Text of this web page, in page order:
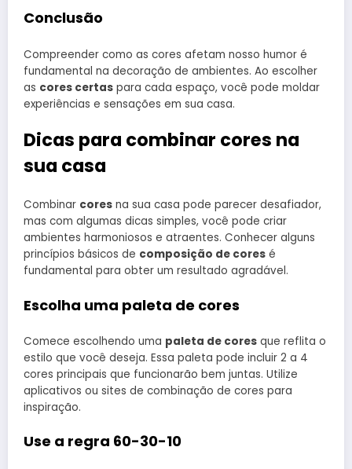
Conclusão
Compreender como as cores afetam nosso humor é
fundamental na decoração de ambientes. Ao escolher
as cores certas para cada espaço, você pode moldar
experiências e sensações em sua casa.
Dicas para combinar cores na
sua casa
Combinar cores na sua casa pode parecer desafiador,
mas com algumas dicas simples, você pode criar
ambientes harmoniosos e atraentes. Conhecer alguns
princípios básicos de composição de cores é
fundamental para obter um resultado agradável.
Escolha uma paleta de cores
Comece escolhendo uma paleta de cores que reflita o
estilo que você deseja. Essa paleta pode incluir 2 a 4
cores principais que funcionarão bem juntas. Utilize
aplicativos ou sites de combinação de cores para
inspiração.
Use a regra 60-30-10